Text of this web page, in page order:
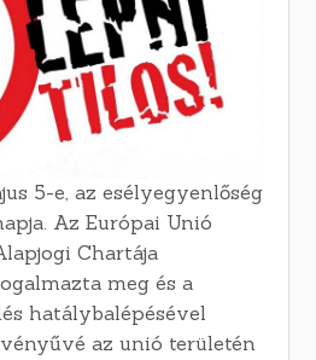
5-e, az esélyegyenlőség
Az Európai Unió
Chartája
meg és a
hatálybalépésével
az unió területén